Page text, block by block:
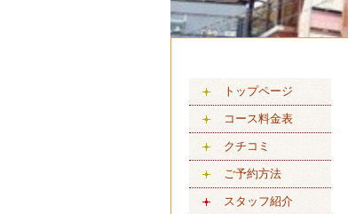
トップページ
コース料金表
クチコミ
ご予約方法
スタッフ紹介